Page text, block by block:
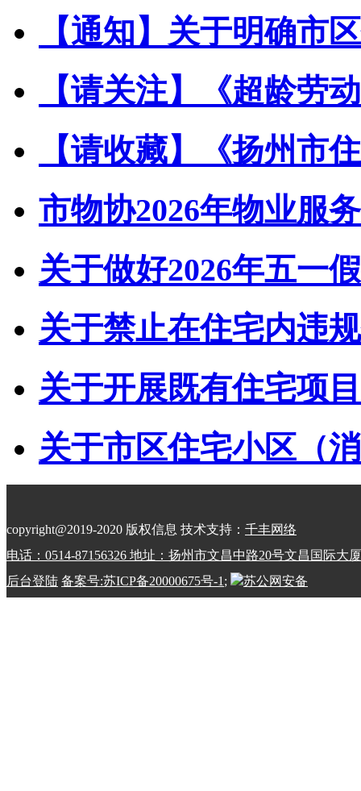
【通知】关于明确市
【请关注】《超龄劳
【请收藏】《扬州市
市物协2026年物业服
关于做好2026年五一
关于禁止在住宅内违
关于开展既有住宅项
关于市区住宅小区（
copyright@2019-2020 版权信息 技术支持： 千丰网络
电话：0514-87156326 地址：扬州市文昌中路20号文昌国际大厦
后台登陆 备案号:苏ICP备20000675号-1;
苏公网安备